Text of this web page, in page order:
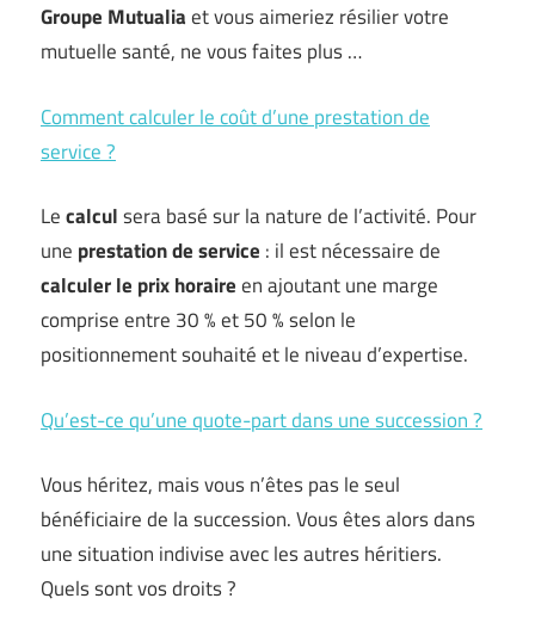
Groupe Mutualiaet vous aimeriez résilier votre
mutuelle santé, ne vous faites plus …
Comment calculer le coût d’une prestation de
service ?
Lecalculsera basé sur la nature de l’activité. Pour
une prestation de service : il est nécessaire de
calculer le prix horaireen ajoutant une marge
comprise entre 30 % et 50 % selon le
positionnement souhaité et le niveau d’expertise.
Qu’est-ce qu’une quote-part dans une succession ?
Vous héritez, mais vous n’êtes pas le seul
bénéficiaire de la succession. Vous êtes alors dans
une situation indivise avec les autres héritiers.
Quels sont vos droits ?